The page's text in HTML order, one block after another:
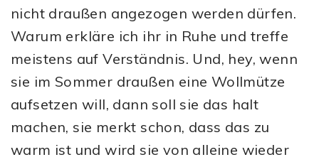
nicht draußen angezogen werden dürfen.
Warum erkläre ich ihr in Ruhe und treffe
meistens auf Verständnis. Und, hey, wenn
sie im Sommer draußen eine Wollmütze
aufsetzen will, dann soll sie das halt
machen, sie merkt schon, dass das zu
warm ist und wird sie von alleine wieder